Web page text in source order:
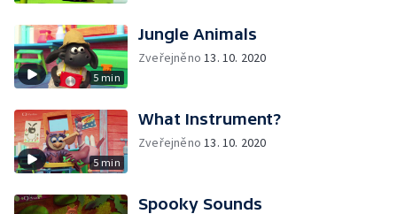
5 min
Jungle Animals
Zveřejněno13. 10. 2020
5 min
What Instrument?
Zveřejněno13. 10. 2020
Spooky Sounds